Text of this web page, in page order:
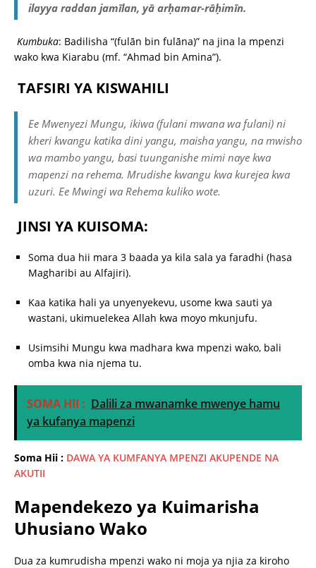
ilayya raddan jamīlan, yā arḥamar-rāḥimīn.
Kumbuka: Badilisha “(fulān bin fulāna)” na jina la mpenzi
wako kwa Kiarabu (mf. “Ahmad bin Amina”).
TAFSIRI YA KISWAHILI
Ee Mwenyezi Mungu, ikiwa (fulani mwana wa fulani) ni
kheri kwangu katika dini yangu, maisha yangu, na mwisho
wa mambo yangu, basi tuunganishe mimi naye kwa
mapenzi na rehema. Mrudishe kwangu kwa kurejea kwa
uzuri. Ee Mwingi wa Rehema kuliko wote.
JINSI YA KUISOMA:
Soma dua hii mara 3 baada ya kila sala ya faradhi (hasa
Magharibi au Alfajiri).
Kaa katika hali ya unyenyekevu, usome kwa sauti ya
wastani, ukimuelekea Allah kwa moyo mkunjufu.
Usimsihi Mungu kwa madhara kwa mpenzi wako, bali
omba kwa nia njema tu.
SOMA HII : Dalili za mwanamke mwenye hamu
ya kufanya mapenzi
Soma Hii : DAWA YA KUMFANYA MPENZI AKUPENDE NA
AKUTII
Mapendekezo ya Kuimarisha
Uhusiano Wako
Dua za kumrudisha mpenzi wako ni moja ya njia za kiroho